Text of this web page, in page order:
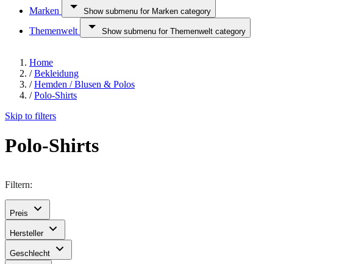
Marken Show submenu for Marken category
Themenwelt Show submenu for Themenwelt category
Home
/ Bekleidung
/ Hemden / Blusen & Polos
/ Polo-Shirts
Skip to filters
Polo-Shirts
Filtern:
Preis
Hersteller
Geschlecht